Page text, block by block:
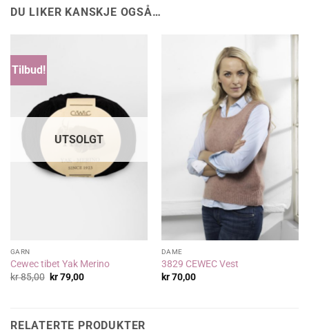
DU LIKER KANSKJE OGSÅ…
Tilbud!
UTSOLGT
GARN
Cewec tibet Yak Merino
kr85,00 Opprinnelig
kr79,00Nåværende
DAME
3829 CEWEC Vest
kr70,00
RELATERTE PRODUKTER